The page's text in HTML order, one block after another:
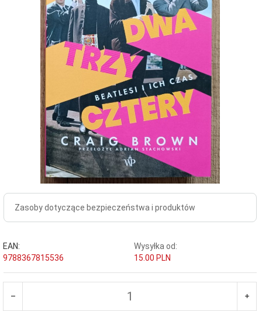
Zasoby dotyczące bezpieczeństwa i produktów
EAN:
9788367815536
Wysyłka od:
15.00 PLN